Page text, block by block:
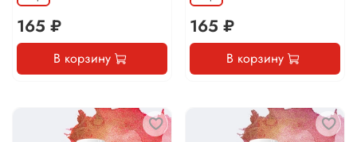
165 ₽
В корзину
165 ₽
В корзину